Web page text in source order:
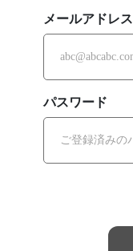
メールアドレス
パスワード